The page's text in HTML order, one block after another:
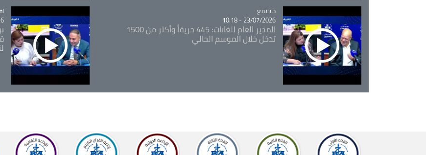
Catégorie
مجتمع
23/07/2026 - 10:18
المدير العام للغابات: 445 حريقاً وأكثر من 1500
تدخل خلال الموسم الحالي